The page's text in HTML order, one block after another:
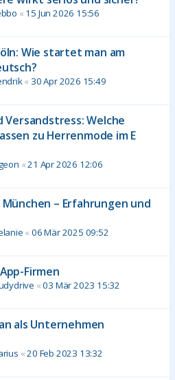
« 15 Jun 2026 15:56
Wie startet man am
« 30 Apr 2026 15:49
Versandstress: Welche
zu Herrenmode im E
«21 Apr 2026 12:06
– Erfahrungen und
«06 Mär 2025 09:52
Firmen
«03 Mär 2023 15:32
als Unternehmen
«20 Feb 2023 13:32